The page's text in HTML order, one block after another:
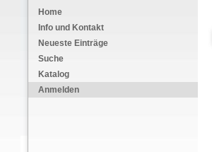
Home
Info und Kontakt
Neueste Einträge
Suche
Katalog
Anmelden